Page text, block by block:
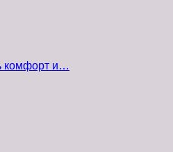
комфорт и…